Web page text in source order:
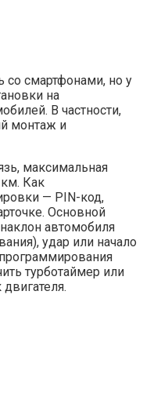
со смартфонами, но у
на
В частности,
монтаж и
максимальная
Как
— PIN-код,
Основной
автомобиля
удар или начало
турботаймер или